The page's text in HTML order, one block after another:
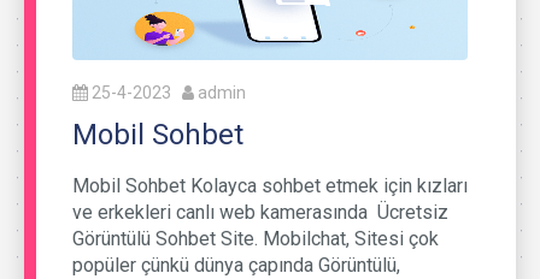
25-4-2023 admin
Mobil Sohbet
Mobil Sohbet Kolayca sohbet etmek için kızları
ve erkekleri canlı web kamerasında Ücretsiz
Görüntülü Sohbet Site. Mobilchat, Sitesi çok
popüler çünkü dünya çapında Görüntülü,